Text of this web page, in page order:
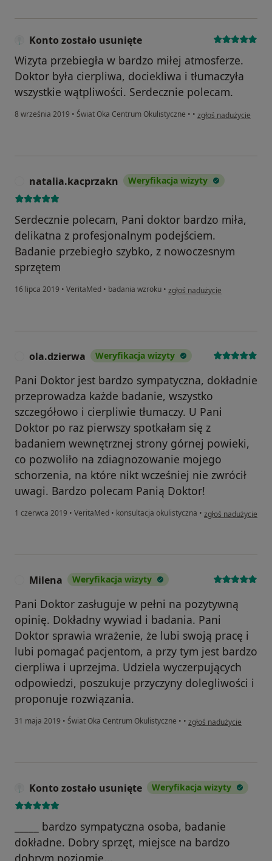
Konto zostało usunięte
Wizyta przebiegła w bardzo miłej atmosferze.
Doktor była cierpliwa, dociekliwa i tłumaczyła
wszystkie wątpliwości. Serdecznie polecam.
8 września 2019 • Świat Oka Centrum Okulistyczne • • w opinii użytkownika
zgłoś nadużycie
natalia.kacprzakn Weryfikacja wizyty
Serdecznie polecam, Pani doktor bardzo miła,
delikatna z profesjonalnym podejściem.
Badanie przebiegło szybko, z nowoczesnym
sprzętem
16 lipca 2019 • VeritaMed • badania wzroku • w opinii użytkownika
zgłoś nadużycie
ola.dzierwa Weryfikacja wizyty
Pani Doktor jest bardzo sympatyczna, dokładnie
przeprowadza każde badanie, wszystko
szczegółowo i cierpliwie tłumaczy. U Pani
Doktor po raz pierwszy spotkałam się z
badaniem wewnętrznej strony górnej powieki,
co pozwoliło na zdiagnozowanie mojego
schorzenia, na które nikt wcześniej nie zwrócił
uwagi. Bardzo polecam Panią Doktor!
1 czerwca 2019 • VeritaMed • konsultacja okulistyczna • w opinii
zgłoś nadużycie
Milena Weryfikacja wizyty
Pani Doktor zasługuje w pełni na pozytywną
opinię. Dokładny wywiad i badania. Pani
Doktor sprawia wrażenie, że lubi swoją pracę i
lubi pomagać pacjentom, a przy tym jest bardzo
cierpliwa i uprzejma. Udziela wyczerpujących
odpowiedzi, poszukuje przyczyny dolegliwości i
proponuje rozwiązania.
31 maja 2019 • Świat Oka Centrum Okulistyczne • • w opinii użytkownika
zgłoś nadużycie
Konto zostało usunięte Weryfikacja wizyty
_____ bardzo sympatyczna osoba, badanie
dokładne. Dobry sprzęt, miejsce na bardzo
dobrym poziomie...